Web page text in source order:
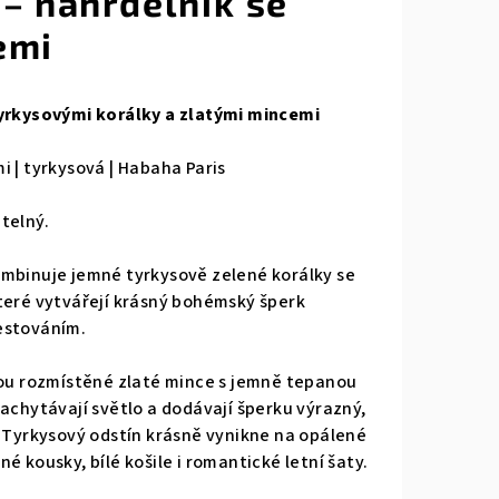
korálky a zlatými mincemi
| tyrkysová | Habaha Paris
jemné tyrkysově zelené korálky se
vytvářejí krásný bohémský šperk
rozmístěné zlaté mince s jemně tepanou
světlo a dodávají šperku výrazný,
odstín krásně vynikne na opálené
kousky, bílé košile i romantické letní šaty.